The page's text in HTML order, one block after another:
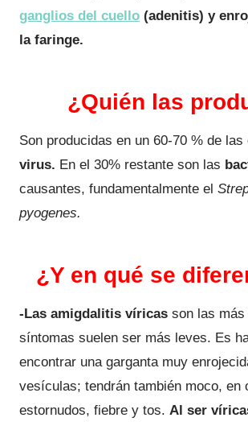
ganglios del cuello (adenitis) y
la faringe.
¿Quién las
Son producidas en un 60-70 % de
virus. En el 30% restante son las
causantes, fundamentalmente el
pyogenes.
¿Y en qué se
-Las amigdalitis víricas son las
síntomas suelen ser más leves. Es
encontrar una garganta muy
vesículas; tendrán también moco, en
estornudos, fiebre y tos. Al ser